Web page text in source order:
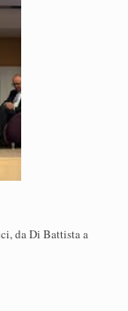
da Di Battista a